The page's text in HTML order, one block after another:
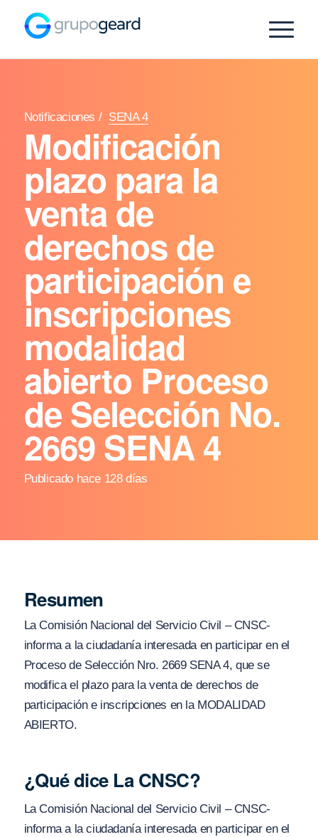
Notificaciones / SENA 4
Modificación
plazo para la
venta de
derechos de
participación e
inscripciones
modalidad
abierto Proceso
de Selección No.
2669 SENA 4
Publicado hace 128 días
Resumen
La Comisión Nacional del Servicio Civil – CNSC-
informa a la ciudadanía interesada en participar en el
Proceso de Selección Nro. 2669 SENA 4, que se
modifica el plazo para la venta de derechos de
participación e inscripciones en la MODALIDAD
ABIERTO.
¿Qué dice La CNSC?
La Comisión Nacional del Servicio Civil – CNSC-
informa a la ciudadanía interesada en participar en el